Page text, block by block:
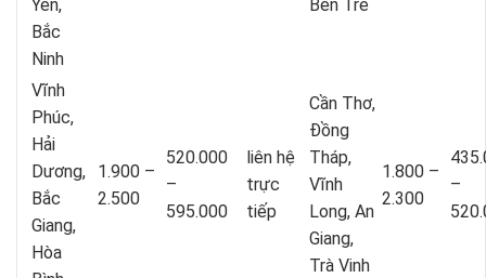
Yên,
Bắc
Ninh
Bến Tre
Vĩnh
Phúc,
Hải
Dương,
Bắc
Giang,
Hòa
1.900 –
2.500
520.000
–
595.000
liên hệ
trực
tiếp
Cần Thơ,
Đồng
Tháp,
Vĩnh
Long, An
Giang,
Trà Vinh
1.800 –
2.300
–